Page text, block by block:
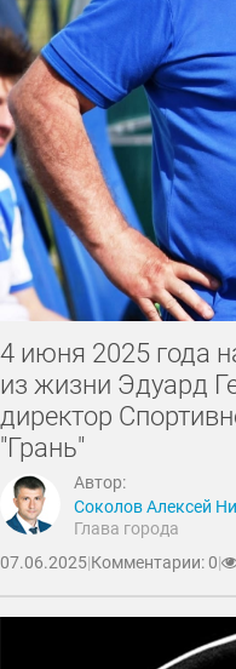
4 июня 2025 года
из жизни Эдуард
директор
"Грань"
Автор:
Соколов Алексей
Глава города
07.06.2025|Комментарии: 0|